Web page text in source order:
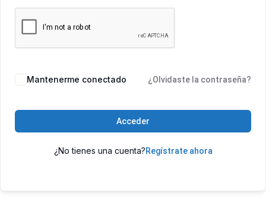
Mantenerme conectado ¿Olvidaste la contraseña?
Acceder
¿No tienes una cuenta?Regístrate ahora